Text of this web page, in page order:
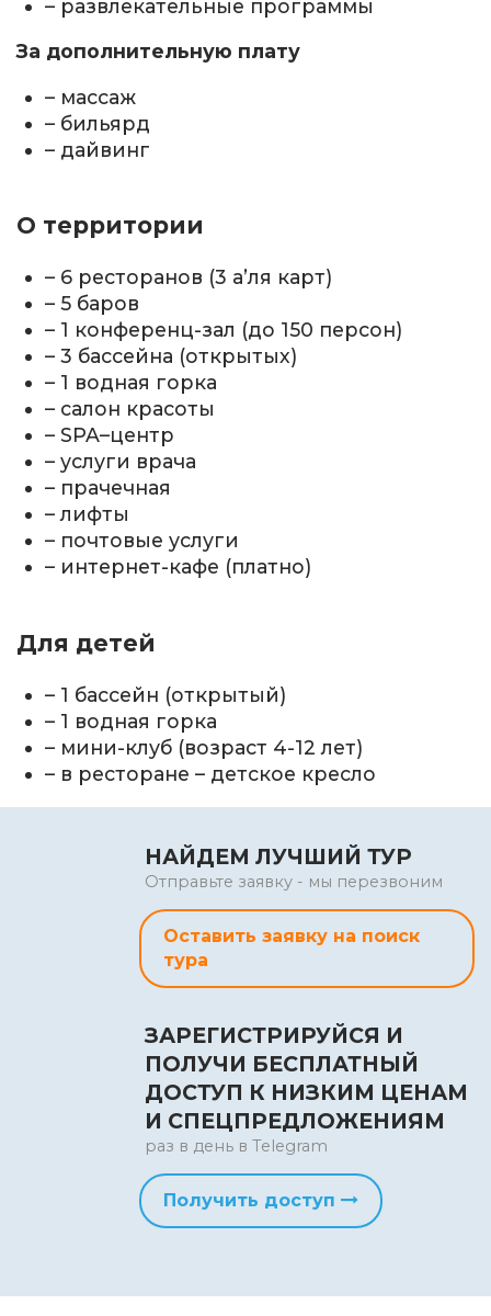
– развлекательные программы
За дополнительную плату
– массаж
– бильярд
– дайвинг
О территории
– 6 ресторанов (3 а’ля карт)
– 5 баров
– 1 конференц-зал (до 150 персон)
– 3 бассейна (открытых)
– 1 водная горка
– салон красоты
– SPA–центр
– услуги врача
– прачечная
– лифты
– почтовые услуги
– интернет-кафе (платно)
Для детей
– 1 бассейн (открытый)
– 1 водная горка
– мини-клуб (возраст 4-12 лет)
– в ресторане – детское кресло
НАЙДЕМ ЛУЧШИЙ ТУР
Отправьте заявку - мы перезвоним
Оставить заявку на поиск
тура
ЗАРЕГИСТРИРУЙСЯ И
ПОЛУЧИ БЕСПЛАТНЫЙ
ДОСТУП К НИЗКИМ ЦЕНАМ
И СПЕЦПРЕДЛОЖЕНИЯМ
раз в день в Telegram
Получить доступ